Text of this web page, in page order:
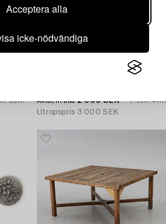
Acceptera alla
icke-nödvändiga
39m
Aktuellt bud2 000 SEK
7 tim 41m
Utropspris 3 000 SEK